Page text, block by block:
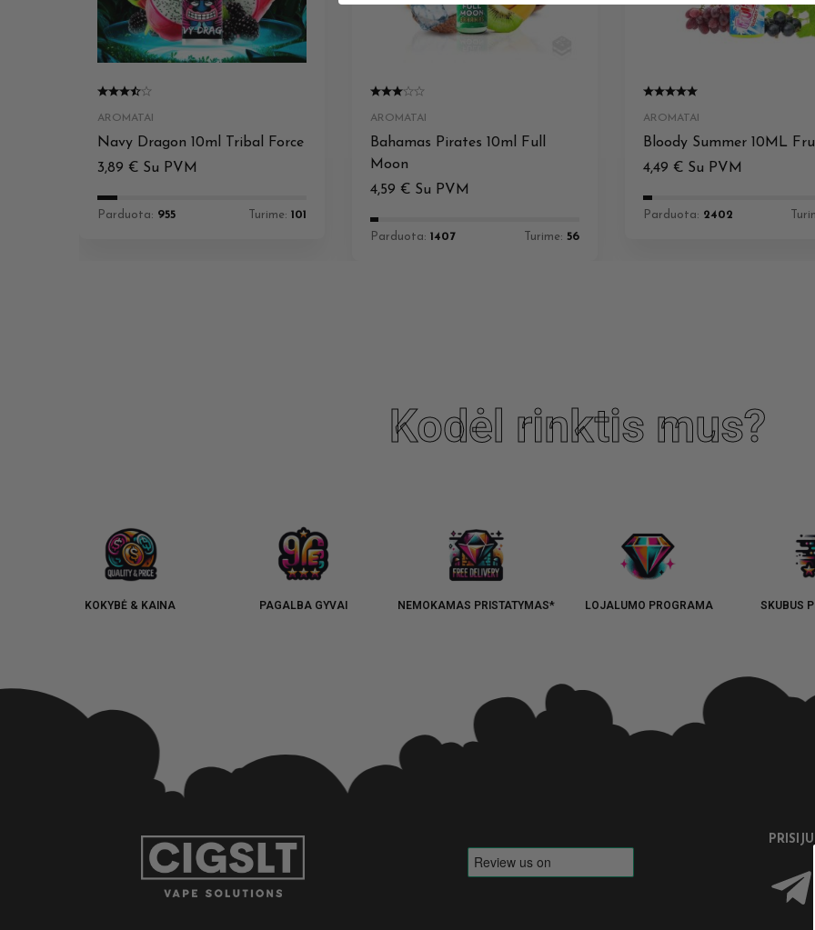
AROMATAI
Navy Dragon 10ml Tribal Force
3,89 € Su PVM
Parduota: 955 Turime: 101
AROMATAI
Bahamas Pirates 10ml Full
Moon
4,59 € Su PVM
Parduota: 1407 Turime: 56
AROMATAI
Bloody Summer 10ML
4,49 € Su PVM
Parduota: 2402
Kodėl rinktis mus?
KOKYBĖ & KAINA PAGALBA GYVAI NEMOKAMAS PRISTATYMAS* LOJALUMO PROGRAMA SKUBUS